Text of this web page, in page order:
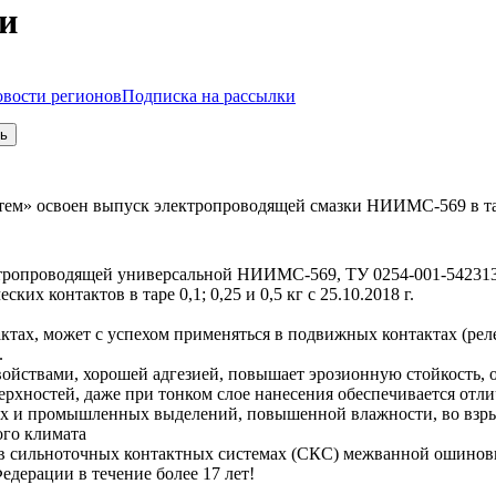
регионовПодписка на рассылки
освоен выпуск электропроводящей смазки НИИМС-569 в
универсальной НИИМС-569, ТУ 0254-001-
контактов в таре 0,1; 0,25 и 0,5 кг с 25.10.2018 г.
может с успехом применяться в подвижных контактах
хорошей адгезией, повышает эрозионную стойкость,
даже при тонком слое нанесения обеспечивается
и промышленных выделений, повышенной влажности, во
климата
контактных системах (СКС) межванной
в течение более 17 лет!